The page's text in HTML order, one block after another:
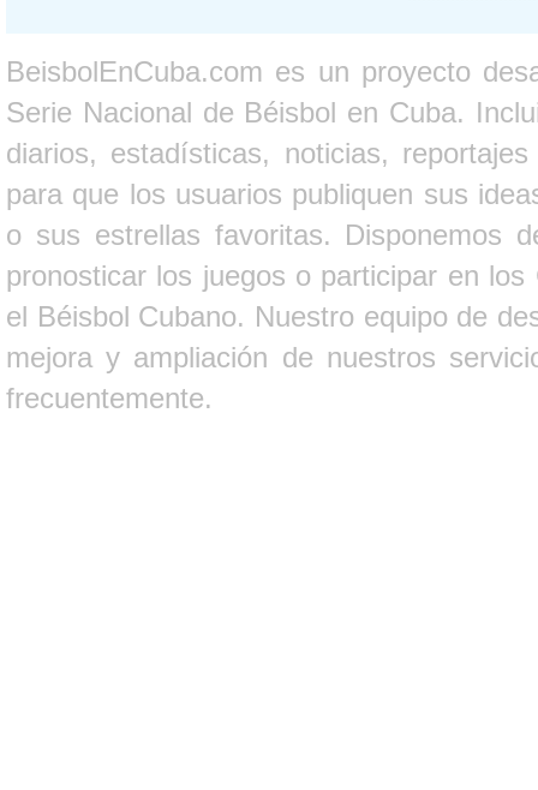
BeisbolEnCuba.com es un proyecto
Serie Nacional de Béisbol en Cuba.
diarios, estadísticas, noticias,
para que los usuarios publiquen sus
o sus estrellas favoritas. Disponemos
pronosticar los juegos o participar en
el Béisbol Cubano. Nuestro equipo de
mejora y ampliación de nuestros
frecuentemente.